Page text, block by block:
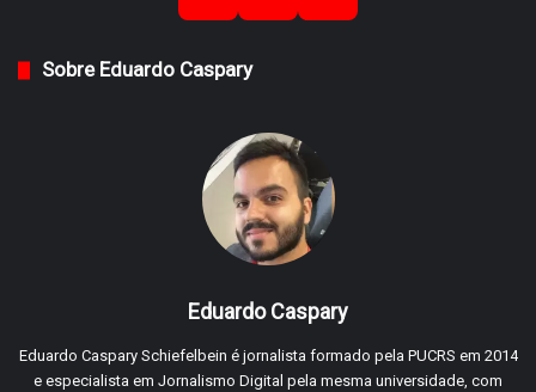
Sobre Eduardo Caspary
Eduardo Caspary
Eduardo Caspary Schiefelbein é jornalista formado pela PUCRS em 2014
e especialista em Jornalismo Digital pela mesma universidade, com